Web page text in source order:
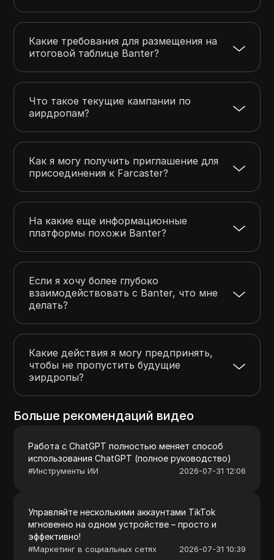
Какие требования для размещения на
итоговой таблице Banter?
Что такое текущие кампании по
аирдропам?
Как я могу получить приглашение для
присоединения к Farcaster?
На какие еще информационные
платформы похожи Banter?
Если я хочу более глубоко
взаимодействовать с Banter, что мне
делать?
Какие действия я могу предпринять,
чтобы не пропустить будущие
эирдропы?
Больше рекомендаций видео
Работа с ChatGPT полностью меняет способ
использования ChatGPT (полное руководство)
#Инструменты ИИ 2026-07-31 12:06
Управляйте несколькими аккаунтами TikTok
мгновенно на одном устройстве – просто и
эффективно!
#Маркетинг в социальных сетях 2026-07-31 10:39